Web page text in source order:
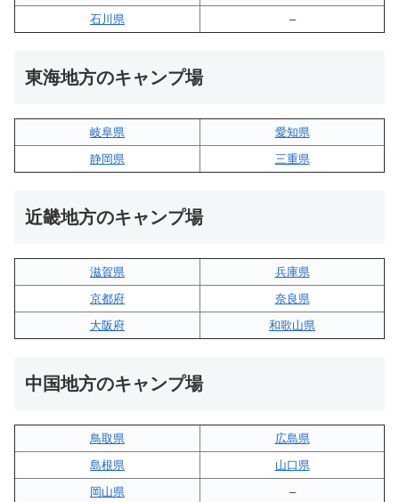
石川県
–
東海地方のキャンプ場
岐阜県
愛知県
静岡県
三重県
近畿地方のキャンプ場
滋賀県
兵庫県
京都府
奈良県
大阪府
和歌山県
中国地方のキャンプ場
鳥取県
広島県
島根県
山口県
岡山県
–